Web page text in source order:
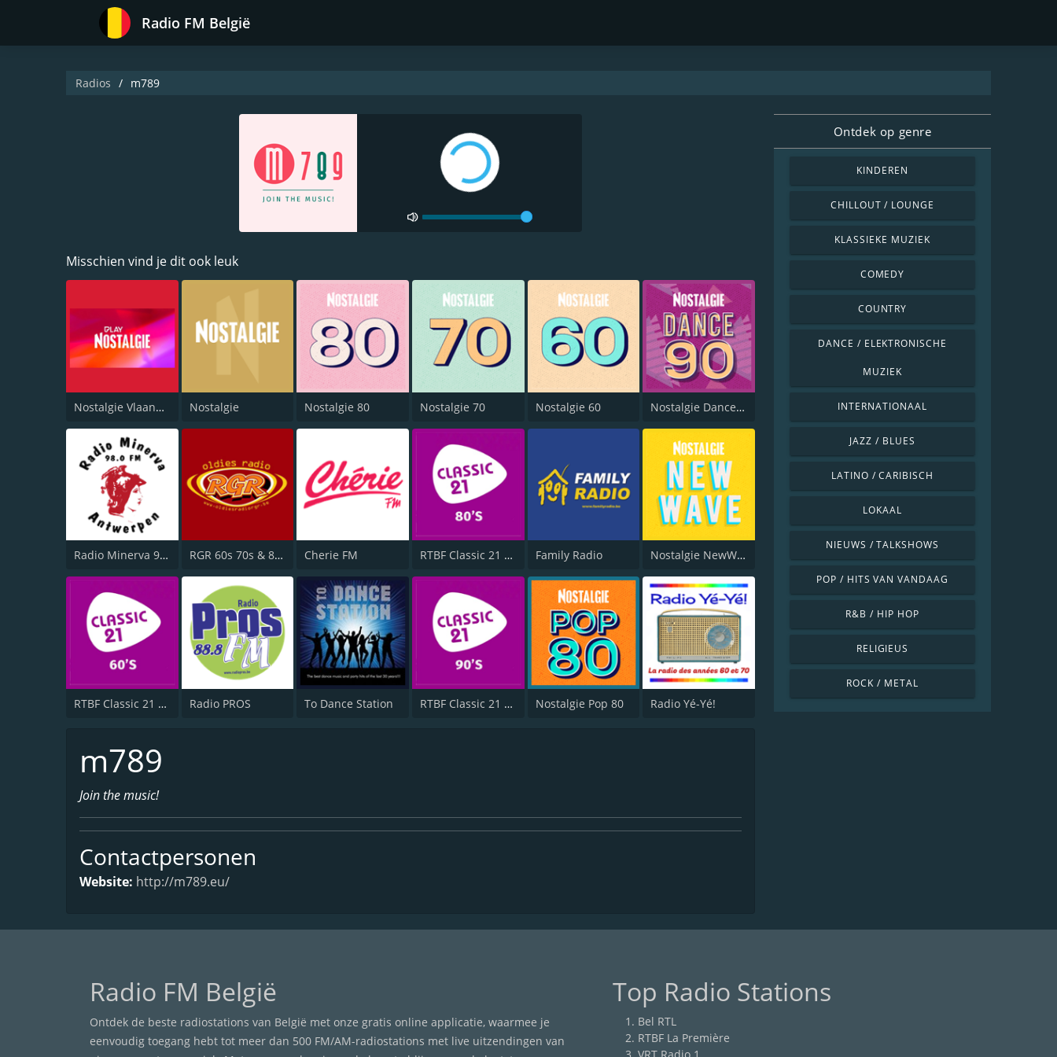
Radio FM België
Radios m789
Misschien vind je dit ook leuk
Nostalgie Vlaanderen Nostalgie Nostalgie 80 Nostalgie 70 Nostalgie 60 Nostalgie Dance 90
Radio Minerva 98.0 RGR 60s 70s & 80s Cherie FM RTBF Classic 21 80's Family Radio Nostalgie NewWave
RTBF Classic 21 60's Radio PROS To Dance Station RTBF Classic 21 90's Nostalgie Pop 80 Radio Yé-Yé!
m789
Join the music!
Contactpersonen
Website: http://m789.eu/
Ontdek op genre
KINDEREN
CHILLOUT / LOUNGE
KLASSIEKE MUZIEK
COMEDY
COUNTRY
DANCE / ELEKTRONISCHE
MUZIEK
INTERNATIONAAL
JAZZ / BLUES
LATINO / CARIBISCH
LOKAAL
NIEUWS / TALKSHOWS
POP / HITS VAN VANDAAG
R&B / HIP HOP
RELIGIEUS
ROCK / METAL
Radio FM België
Ontdek de beste radiostations van België met onze gratis online applicatie, waarmee je
eenvoudig toegang hebt tot meer dan 500 FM/AM-radiostations met live uitzendingen van
Top Radio Stations
Bel RTL
RTBF La Première